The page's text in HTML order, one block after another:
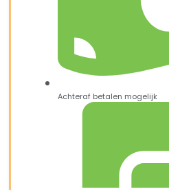
Achteraf betalen mogelijk